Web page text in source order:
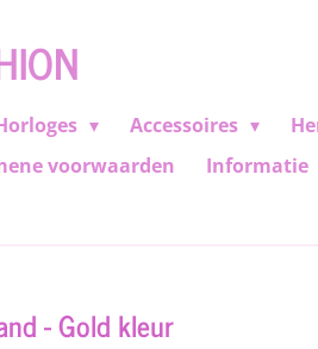
Accessoires
voorwaarden Informatie
- Gold kleur